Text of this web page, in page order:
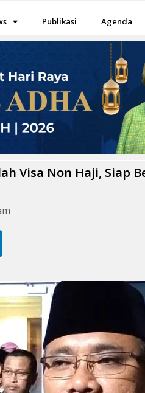
Publikasi Agenda
Visa Non Haji, Siap